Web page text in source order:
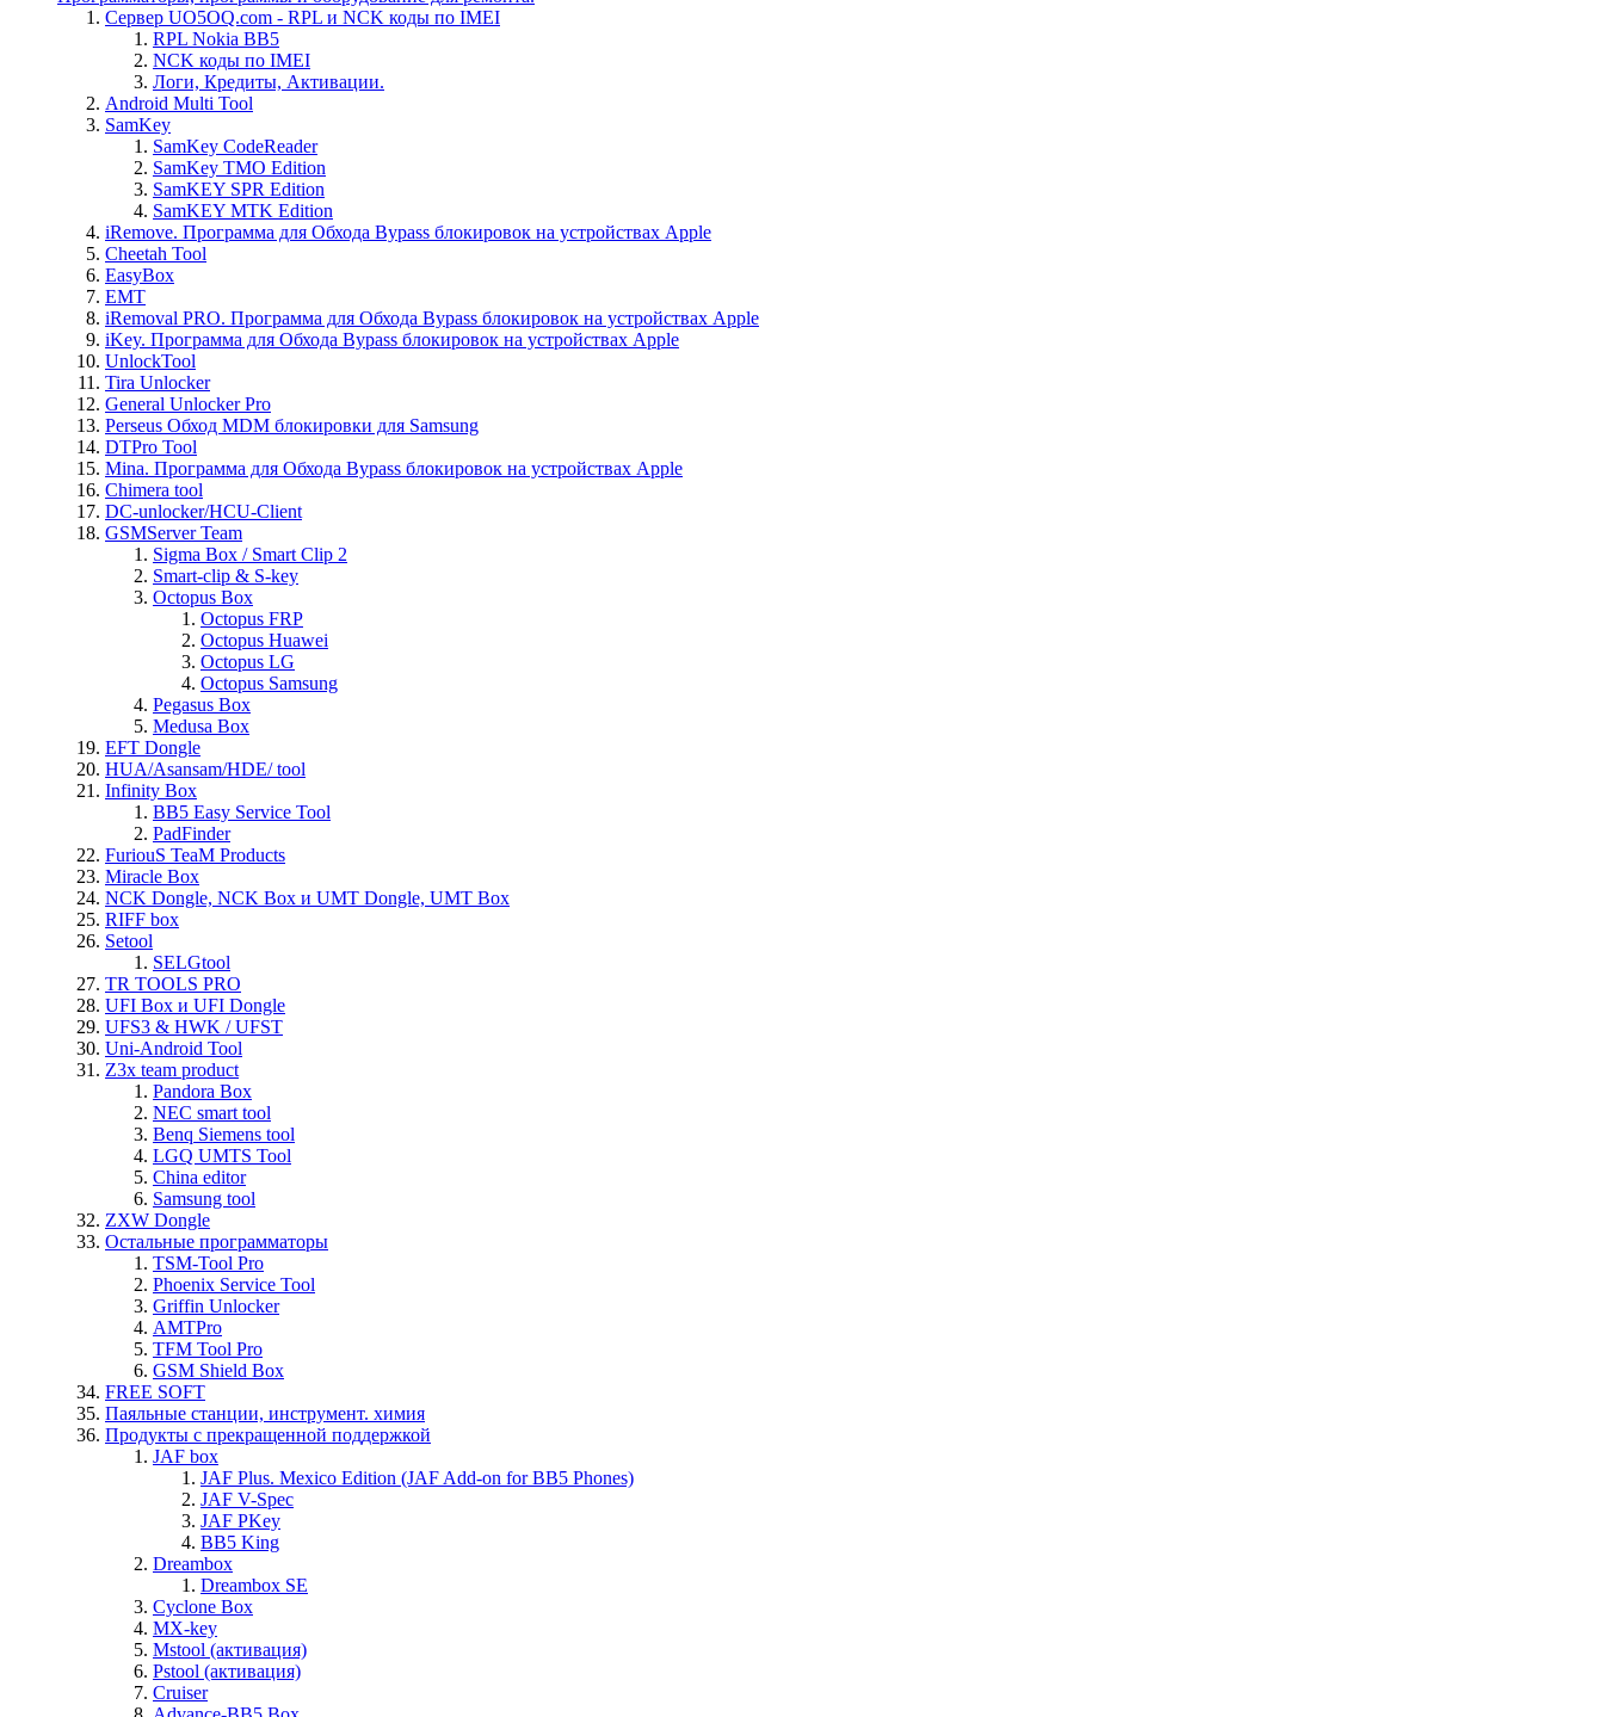
Сервер UO5OQ.com - RPL и NCK коды по IMEI
RPL Nokia BB5
NCK коды по IMEI
Логи, Кредиты, Активации.
Android Multi Tool
SamKey
SamKey CodeReader
SamKey TMO Edition
SamKEY SPR Edition
SamKEY MTK Edition
iRemove. Программа для Обхода Bypass блокировок на устройствах Apple
Cheetah Tool
EasyBox
EMT
iRemoval PRO. Программа для Обхода Bypass блокировок на устройствах Apple
iKey. Программа для Обхода Bypass блокировок на устройствах Apple
UnlockTool
Tira Unlocker
General Unlocker Pro
Perseus Обход MDM блокировки для Samsung
DTPro Tool
Mina. Программа для Обхода Bypass блокировок на устройствах Apple
Chimera tool
DC-unlocker/HCU-Client
GSMServer Team
Sigma Box / Smart Clip 2
Smart-clip & S-key
Octopus Box
Octopus FRP
Octopus Huawei
Octopus LG
Octopus Samsung
Pegasus Box
Medusa Box
EFT Dongle
HUA/Asansam/HDE/ tool
Infinity Box
BB5 Easy Service Tool
PadFinder
FuriouS TeaM Products
Miracle Box
NCK Dongle, NCK Box и UMT Dongle, UMT Box
RIFF box
Setool
SELGtool
TR TOOLS PRO
UFI Box и UFI Dongle
UFS3 & HWK / UFST
Uni-Android Tool
Z3x team product
Pandora Box
NEC smart tool
Benq Siemens tool
LGQ UMTS Tool
China editor
Samsung tool
ZXW Dongle
Остальные программаторы
TSM-Tool Pro
Phoenix Service Tool
Griffin Unlocker
AMTPro
TFM Tool Pro
GSM Shield Box
FREE SOFT
Паяльные станции, инструмент. химия
Продукты с прекращенной поддержкой
JAF box
JAF Plus. Mexico Edition (JAF Add-on for BB5 Phones)
JAF V-Spec
JAF PKey
BB5 King
Dreambox
Dreambox SE
Cyclone Box
MX-key
Mstool (активация)
Pstool (активация)
Cruiser